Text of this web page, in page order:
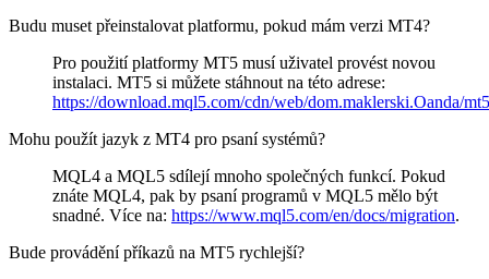
Budu muset přeinstalovat platformu, pokud mám verzi MT4?
Pro použití platformy MT5 musí uživatel provést novou
instalaci. MT5 si můžete stáhnout na této adrese:
https://download.mql5.com/cdn/web/dom.maklerski.Oanda/
Mohu použít jazyk z MT4 pro psaní systémů?
MQL4 a MQL5 sdílejí mnoho společných funkcí. Pokud
znáte MQL4, pak by psaní programů v MQL5 mělo být
snadné. Více na: https://www.mql5.com/en/docs/migration.
Bude provádění příkazů na MT5 rychlejší?